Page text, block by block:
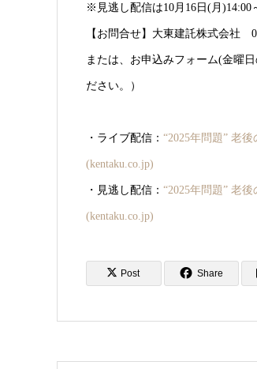
※見逃し配信は10月16日(月)14:00
【お問合せ】大東建託株式会社
または、お申込みフォーム(金曜
ださい。）
・ライブ配信： “2025年問題” 老
(kentaku.co.jp)
・見逃し配信： “2025年問題” 老
(kentaku.co.jp)
Post Share